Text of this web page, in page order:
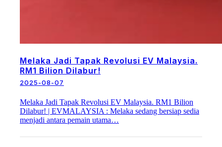
Melaka Jadi Tapak Revolusi EV Malaysia.
RM1 Bilion Dilabur!
2025-08-07
Melaka Jadi Tapak Revolusi EV Malaysia. RM1 Bilion
Dilabur! | EVMALAYSIA : Melaka sedang bersiap sedia
menjadi antara pemain utama…